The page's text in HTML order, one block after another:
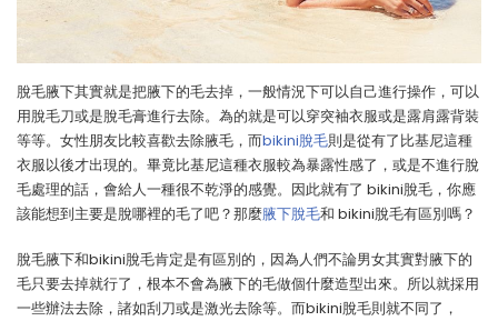
脫毛腋下其實就是把腋下的毛去掉，一般情況下可以自己進行操作，可以
用脫毛刀或是脫毛膏進行去除。為的就是可以穿突袖衣服或是露肩露背裝
等等。女性朋友比較喜歡去除腋毛，而bikini脫毛則是從有了比基尼這種
衣服以後才出現的。畢竟比基尼這種衣服較為暴露性感了，或是不進行脫
毛處理的話，會給人一種很不乾淨的感覺。因此就有了 bikini脫毛，你應
該能想到主要是脫哪裡的毛了吧？那麼腋下脫毛和 bikini脫毛有區別嗎？
脫毛腋下和bikini脫毛肯定是有區別的，因為人們不論男女其實對腋下的
毛只要去掉就行了，根本不會為腋下的毛做個什麼造型出來。所以就採用
一些辦法去除，諸如刮刀或是激光去除等。而bikini脫毛則就不同了，